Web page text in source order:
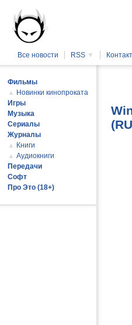
Все новости RSS ▼
Фильмы
▲ Новинки кинопроката
Игры
Музыка
Сериалы
Журналы
▲ Книги
▲ Аудиокниги
Передачи
Софт
Про Это (18+)